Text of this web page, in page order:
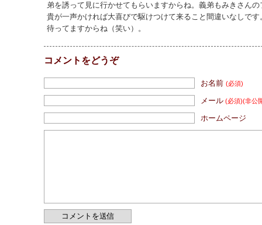
弟を誘って見に行かせてもらいますからね。義弟もみきさん
貴が一声かければ大喜びで駆けつけて来ること間違いなしで
待ってますからね（笑い）。
コメントをどうぞ
お名前 (必須)
メール (必須)(非公
ホームページ